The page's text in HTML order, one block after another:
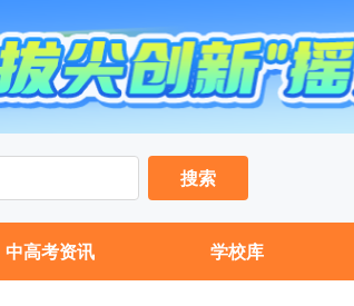
搜索
中高考资讯 学校库